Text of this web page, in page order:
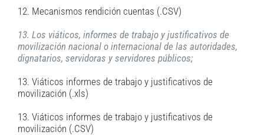
12. Mecanismos rendición cuentas (.CSV)
13. Los viáticos, informes de trabajo y justificativos de
movilización nacional o internacional de las autoridades,
dignatarios, servidoras y servidores públicos;
13. Viáticos informes de trabajo y justificativos de
movilización (.xls)
13. Viáticos informes de trabajo y justificativos de
movilización (.CSV)